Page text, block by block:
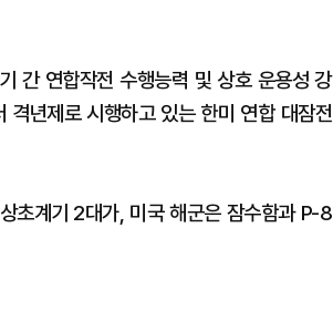
간 연합작전 수행능력 및 상호 운용성 강
년제로 시행하고 있는 한미 연합 대잠전
초계기 2대가, 미국 해군은 잠수함과 P-8